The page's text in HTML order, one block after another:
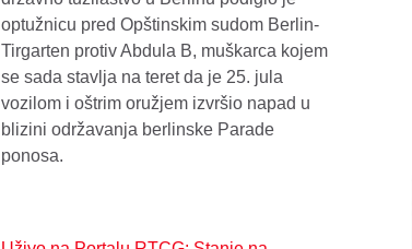
optužnicu pred Opštinskim sudom Berlin-
Tirgarten protiv Abdula B, muškarca kojem
se sada stavlja na teret da je 25. jula
vozilom i oštrim oružjem izvršio napad u
blizini održavanja berlinske Parade
ponosa.